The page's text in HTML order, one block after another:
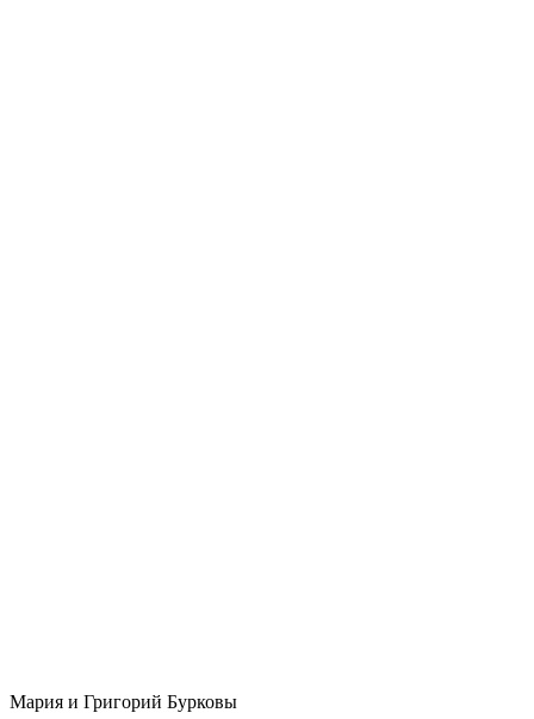
Мария и Григорий Бурковы